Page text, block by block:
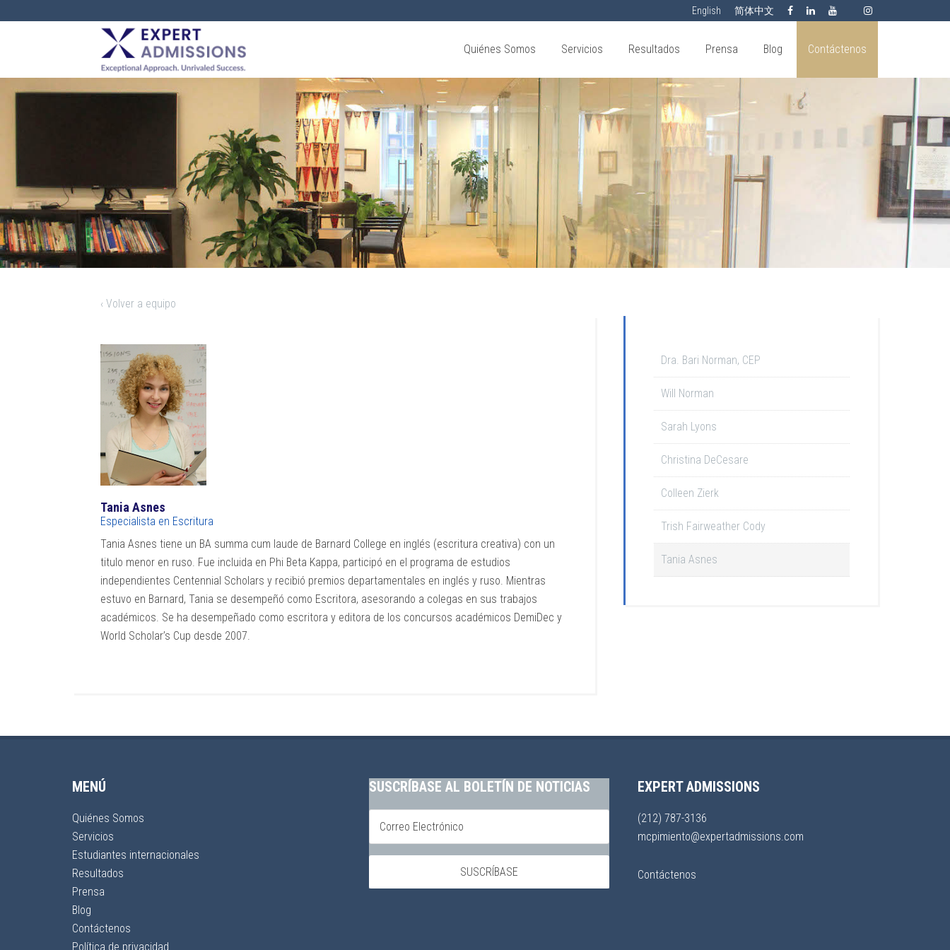
English 简体中文
EXPERT
ADMISSIONS
Quiénes Somos Servicios Resultados Prensa Blog Contáctenos
‹ Volver a equipo
Tania Asnes
Especialista en Escritura
Tania Asnes tiene un BA summa cum laude de Barnard College en inglés (escritura creativa) con un
titulo menor en ruso. Fue incluida en Phi Beta Kappa, participó en el programa de estudios
independientes Centennial Scholars y recibió premios departamentales en inglés y ruso. Mientras
estuvo en Barnard, Tania se desempeñó como Escritora, asesorando a colegas en sus trabajos
académicos. Se ha desempeñado como escritora y editora de los concursos académicos DemiDec y
World Scholar’s Cup desde 2007.
Dra. Bari Norman, CEP
Will Norman
Sarah Lyons
Christina DeCesare
Colleen Zierk
Trish Fairweather Cody
Tania Asnes
MENÚ
Quiénes Somos
Servicios
Estudiantes internacionales
Resultados
Prensa
Blog
Contáctenos
Política de privacidad
SUSCRÍBASE AL BOLETÍN DE NOTICIAS EXPERT ADMISSIONS
(212) 787-3136
mcpimiento@expertadmissions.com
Contáctenos